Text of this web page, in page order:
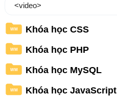
<video>
WM Khóa học CSS
WM Khóa học PHP
WM Khóa học MySQL
WM Khóa học JavaScript